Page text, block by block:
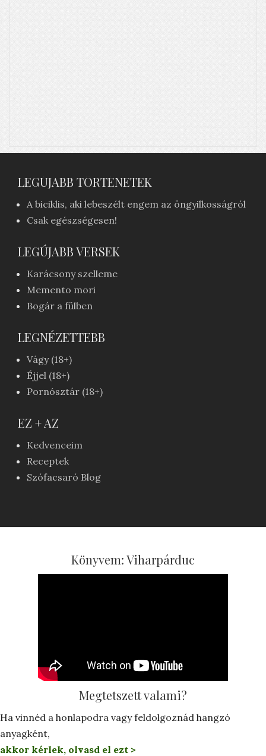
LEGÚJABB TÖRTÉNETEK
A biciklis, aki lebeszélt engem az öngyilkosságról
Csak egészségesen!
LEGÚJABB VERSEK
Karácsony szelleme
Memento mori
Bogár a fülben
LEGNÉZETTEBB
Vágy (18+)
Éjjel (18+)
Pornósztár (18+)
EZ + AZ
Kedvenceim
Receptek
Szófacsaró Blog
Könyvem: Viharpárduc
Megtetszett valami?
Ha vinnéd a honlapodra vagy feldolgoznád hangzó
anyagként,
akkor kérlek, olvasd el ezt >